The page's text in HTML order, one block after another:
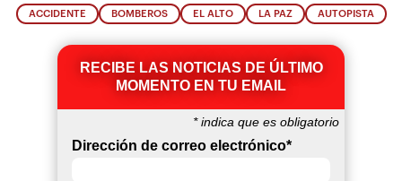
ACCIDENTE BOMBEROS EL ALTO LA PAZ AUTOPISTA
RECIBE LAS NOTICIAS DE ÚLTIMO
MOMENTO EN TU EMAIL
*indica que es obligatorio
Dirección de correo electrónico*